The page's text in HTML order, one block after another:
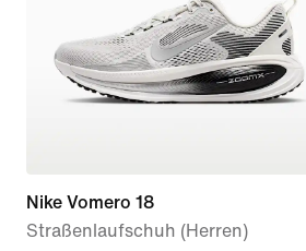
Nike Vomero 18
Straßenlaufschuh (Herren)